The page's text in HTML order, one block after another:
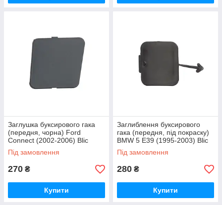
Заглушка буксирового гака
(передня, чорна) Ford
Connect (2002-2006) Blic
Під замовлення
270 ₴
Купити
Заглиблення буксирового
гака (передня, під покраску)
BMW 5 E39 (1995-2003) Blic
Під замовлення
280 ₴
Купити